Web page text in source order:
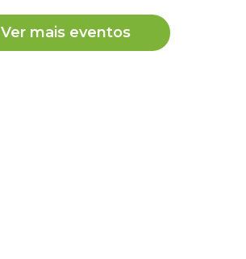
Ver mais eventos